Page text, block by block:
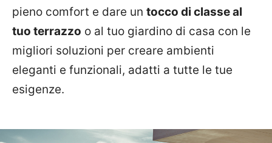
pieno comfort e dare un tocco di classe al
tuo terrazzo o al tuo giardino di casa con le
migliori soluzioni per creare ambienti
eleganti e funzionali, adatti a tutte le tue
esigenze.